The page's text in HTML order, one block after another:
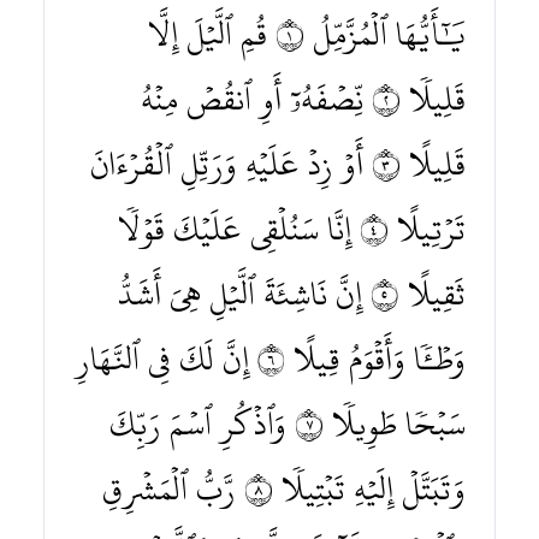
يَٰٓأَيُّهَا ٱلۡمُزَّمِّلُ ١ قُمِ ٱلَّيۡلَ إِلَّا
قَلِيلٗا ٢ نِّصۡفَهُۥٓ أَوِ ٱنقُصۡ مِنۡهُ
قَلِيلًا ٣ أَوۡ زِدۡ عَلَيۡهِ وَرَتِّلِ ٱلۡقُرۡءَانَ
تَرۡتِيلًا ٤ إِنَّا سَنُلۡقِي عَلَيۡكَ قَوۡلٗا
ثَقِيلًا ٥ إِنَّ نَاشِئَةَ ٱلَّيۡلِ هِيَ أَشَدُّ
وَطۡـٔٗا وَأَقۡوَمُ قِيلًا ٦ إِنَّ لَكَ فِي ٱلنَّهَارِ
سَبۡحٗا طَوِيلٗا ٧ وَٱذۡكُرِ ٱسۡمَ رَبِّكَ
وَتَبَتَّلۡ إِلَيۡهِ تَبۡتِيلٗا ٨ رَّبُّ ٱلۡمَشۡرِقِ